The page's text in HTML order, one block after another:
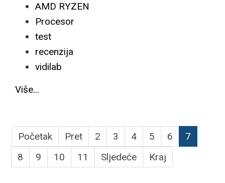
AMD RYZEN
Procesor
test
recenzija
vidilab
Više...
Početak Pret 2 3 4 5 6
7
8
9 10 11 Sljedeće Kraj